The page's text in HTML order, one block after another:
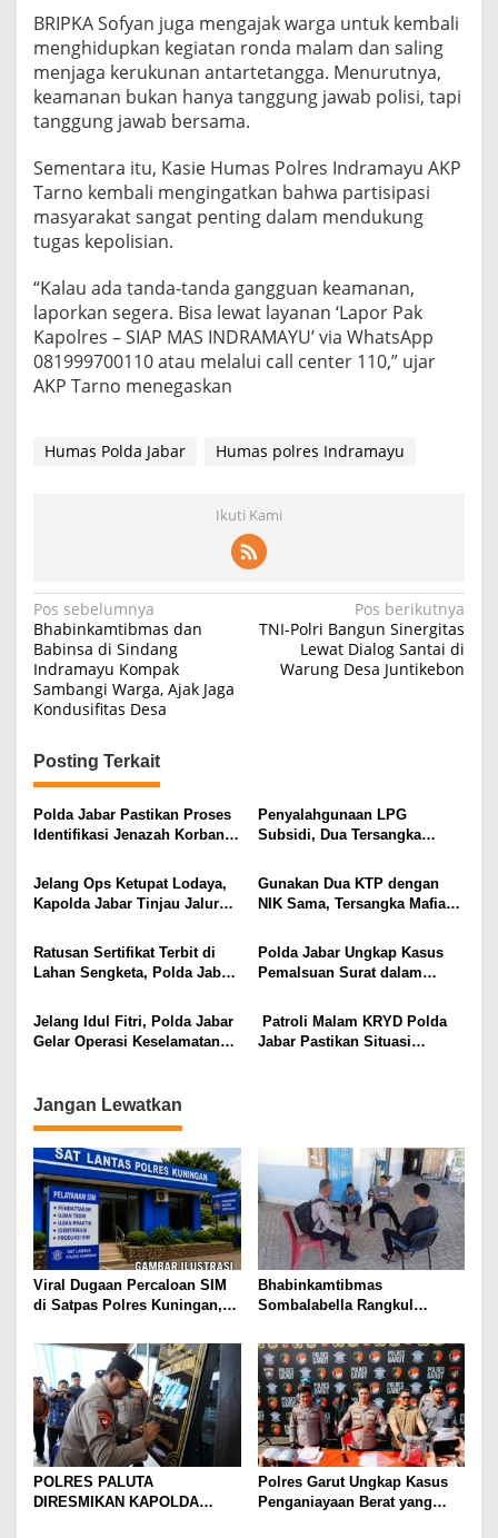
BRIPKA Sofyan juga mengajak warga untuk kembali
menghidupkan kegiatan ronda malam dan saling
menjaga kerukunan antartetangga. Menurutnya,
keamanan bukan hanya tanggung jawab polisi, tapi
tanggung jawab bersama.
Sementara itu, Kasie Humas Polres Indramayu AKP
Tarno kembali mengingatkan bahwa partisipasi
masyarakat sangat penting dalam mendukung
tugas kepolisian.
“Kalau ada tanda-tanda gangguan keamanan,
laporkan segera. Bisa lewat layanan ‘Lapor Pak
Kapolres – SIAP MAS INDRAMAYU’ via WhatsApp
081999700110 atau melalui call center 110,” ujar
AKP Tarno menegaskan
Humas Polda Jabar Humas polres Indramayu
Ikuti Kami
Navigasi
pos
Pos sebelumnya
Bhabinkamtibmas dan
Babinsa di Sindang
Indramayu Kompak
Sambangi Warga, Ajak Jaga
Kondusifitas Desa
Pos berikutnya
TNI-Polri Bangun Sinergitas
Lewat Dialog Santai di
Warung Desa Juntikebon
Posting Terkait
Polda Jabar Pastikan Proses
Identifikasi Jenazah Korban
Berjalan Hingga Selesai
Penyalahgunaan LPG
Subsidi, Dua Tersangka
Jelang Ops Ketupat Lodaya,
Kapolda Jabar Tinjau Jalur
Jabar
Gunakan Dua KTP dengan
NIK Sama, Tersangka Mafia
BPN Cianjur
Ratusan Sertifikat Terbit di
Lahan Sengketa, Polda Jabar
Mafia Tanah
Polda Jabar Ungkap Kasus
Pemalsuan Surat dalam
Teh di Cianjur
Jelang Idul Fitri, Polda Jabar
Gelar Operasi Keselamatan
Patroli Malam KRYD Polda
Jabar Pastikan Situasi
Jangan Lewatkan
Viral Dugaan Percaloan SIM
di Satpas Polres Kuningan,
dan Penguatan Pengawasan
Bhabinkamtibmas
Sombalabella Rangkul
Kamtibmas dan Semarakkan
HUT Ke-81 RI
POLRES PALUTA
DIRESMIKAN KAPOLDA
Polres Garut Ungkap Kasus
Penganiayaan Berat yang